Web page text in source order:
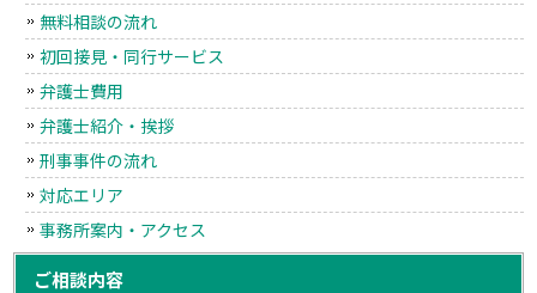
無料相談の流れ
初回接見・同行サービス
弁護士費用
弁護士紹介・挨拶
刑事事件の流れ
対応エリア
事務所案内・アクセス
ご相談内容